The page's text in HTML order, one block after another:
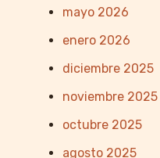
mayo 2026
enero 2026
diciembre 2025
noviembre 2025
octubre 2025
agosto 2025